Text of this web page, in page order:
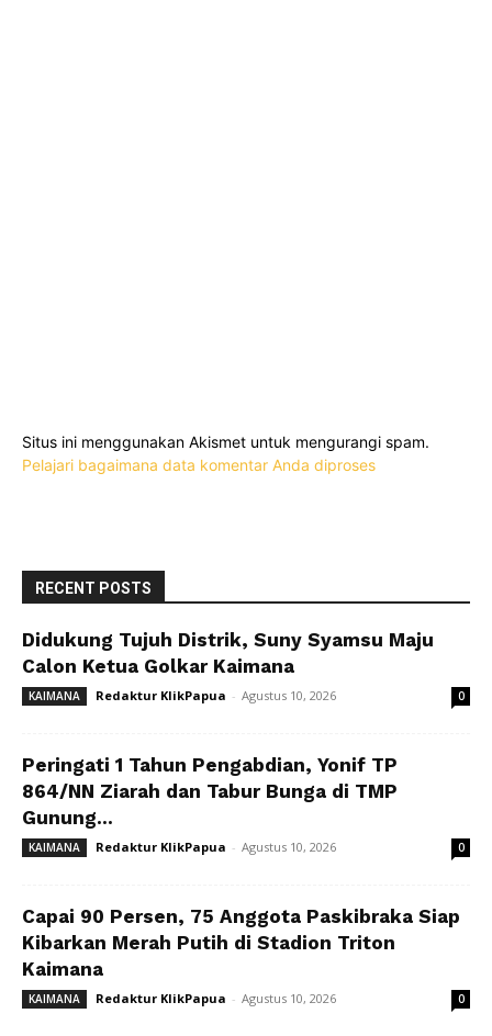
Situs ini menggunakan Akismet untuk mengurangi spam.
Pelajari bagaimana data komentar Anda diproses
RECENT POSTS
Didukung Tujuh Distrik, Suny Syamsu Maju
Calon Ketua Golkar Kaimana
KAIMANA Redaktur KlikPapua - Agustus 10, 2026 0
Peringati 1 Tahun Pengabdian, Yonif TP
864/NN Ziarah dan Tabur Bunga di TMP
Gunung...
KAIMANA Redaktur KlikPapua - Agustus 10, 2026 0
Capai 90 Persen, 75 Anggota Paskibraka Siap
Kibarkan Merah Putih di Stadion Triton
Kaimana
KAIMANA Redaktur KlikPapua - Agustus 10, 2026 0